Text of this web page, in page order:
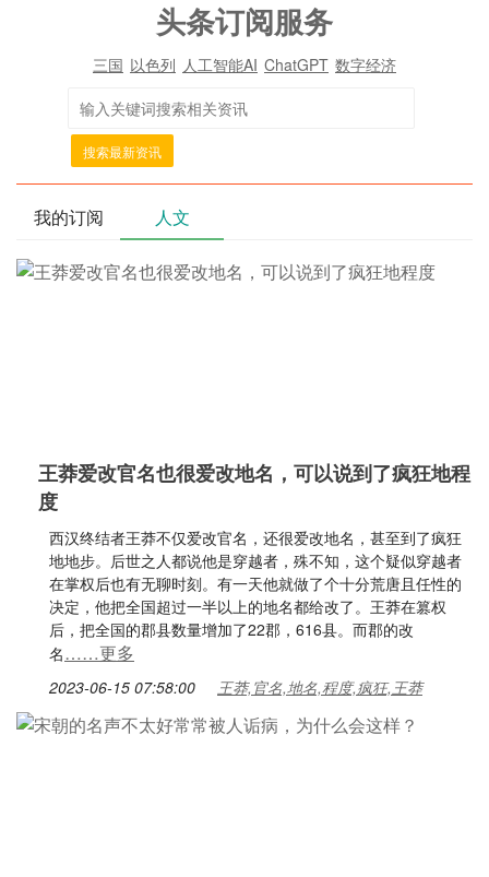
头条订阅服务
三国 以色列 人工智能AI ChatGPT 数字经济
搜索最新资讯
我的订阅 人文
王莽爱改官名也很爱改地名，可以说到了疯狂地程
度
西汉终结者王莽不仅爱改官名，还很爱改地名，甚至到了疯狂
地地步。后世之人都说他是穿越者，殊不知，这个疑似穿越者
在掌权后也有无聊时刻。有一天他就做了个十分荒唐且任性的
决定，他把全国超过一半以上的地名都给改了。王莽在篡权
后，把全国的郡县数量增加了22郡，616县。而郡的改
名……更多
2023-06-15 07:58:00 王莽,官名,地名,程度,疯狂,王莽